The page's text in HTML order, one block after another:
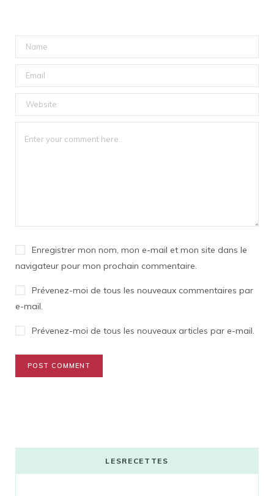
Enregistrer mon nom, mon e-mail et mon site dans le
navigateur pour mon prochain commentaire.
Prévenez-moi de tous les nouveaux commentaires par
e-mail.
Prévenez-moi de tous les nouveaux articles par e-mail.
LESRECETTES